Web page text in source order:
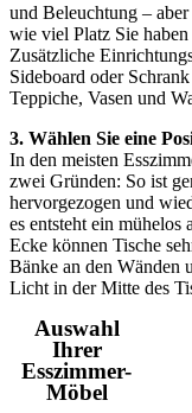
und Beleuchtung –
wie viel Platz Sie
Zusätzliche
Sideboard oder
Teppiche, Vasen und
3. Wählen Sie eine
In den meisten
zwei Gründen: So ist
hervorgezogen und
es entsteht ein
Ecke können Tische
Bänke an den Wänden
Licht in der Mitte des
Auswahl
Ihrer
Esszimmer-
Möbel